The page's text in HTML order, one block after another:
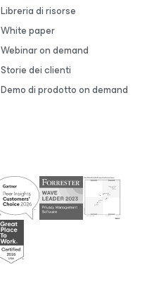
Libreria di risorse
White paper
Webinar on demand
Storie dei clienti
Demo di prodotto on demand